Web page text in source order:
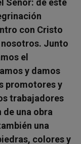
Señor: de este
con Cristo
Junto
el
y damos
promotores y
trabajadores
una obra
una
colores y